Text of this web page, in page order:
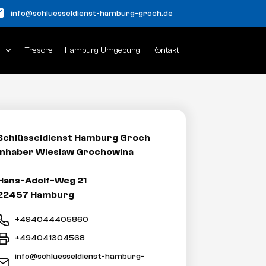
info@schluesseldienst-hamburg-groch.de
expand_more Tresore Hamburg Umgebung Kontakt
Hamburg Groch
Wieslaw Grochowina
Adolf-Weg 21
Hamburg
+494044405860
+494041304568
info@schluesseldienst-hamburg-